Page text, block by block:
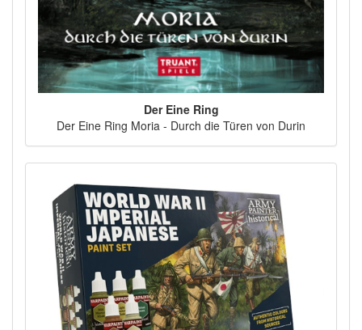
Der Eine Ring
Der Eine Ring Moria - Durch die Türen von Durin